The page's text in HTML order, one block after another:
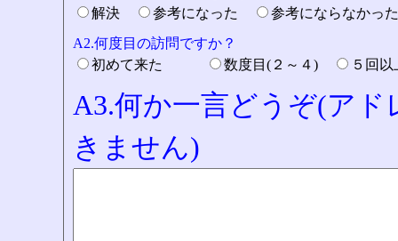
解決
参考になった
参考にならなか
A2.何度目の訪問ですか？
初めて来た
数度目(２～４) ５回
A3.何か一言どうぞ(ア
きません)